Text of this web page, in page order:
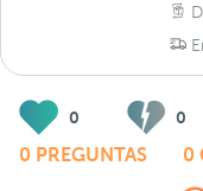
0 0
0 PREGUNTAS 0